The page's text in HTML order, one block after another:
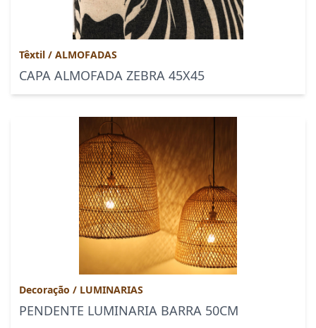
Têxtil / ALMOFADAS
CAPA ALMOFADA ZEBRA 45X45
Decoração / LUMINARIAS
PENDENTE LUMINARIA BARRA 50CM